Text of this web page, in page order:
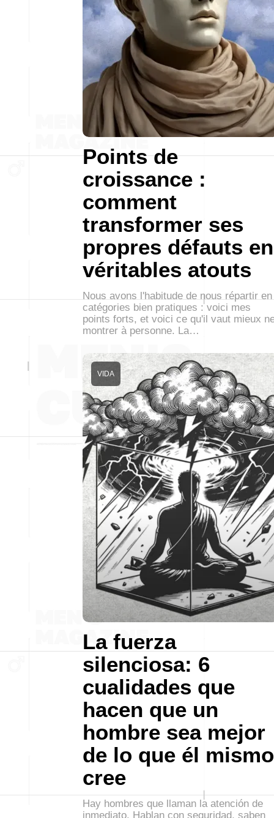
Points de
croissance :
comment
transformer ses
propres défauts en
véritables atouts
Nous avons l'habitude de nous répartir en
catégories bien pratiques : voici mes
points forts, et voici ce qu'il vaut mieux
montrer à personne. La…
La fuerza
silenciosa: 6
cualidades que
hacen que un
hombre sea mejor
de lo que él mismo
cree
VIDA
Hay hombres que llaman la atención de
inmediato. Hablan con seguridad, saben